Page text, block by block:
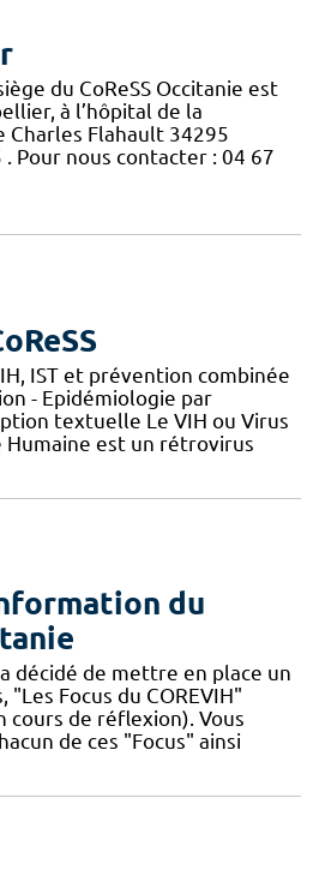
du CoReSS Occitanie est
à l’hôpital de la
Charles Flahault 34295
. Pour nous contacter : 04 67
IST et prévention combinée
- Epidémiologie par
textuelle Le VIH ou Virus
Humaine est un rétrovirus
du
décidé de mettre en place un
Focus du COREVIH"
de réflexion). Vous
de ces "Focus" ainsi